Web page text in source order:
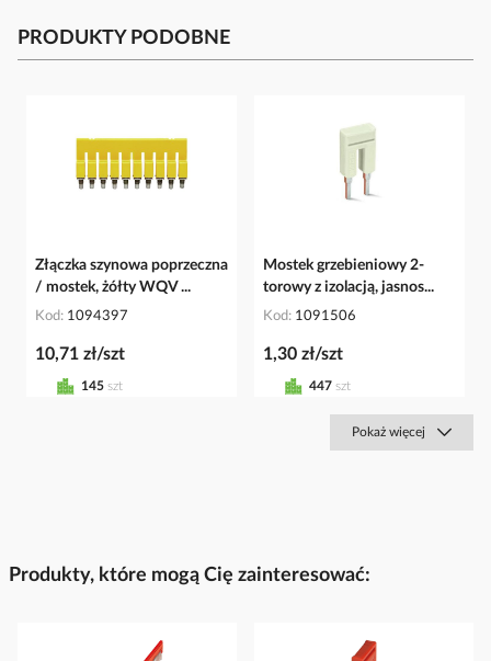
PRODUKTY PODOBNE
Złączka szynowa poprzeczna
/ mostek, żółty WQV ...
Kod 1094397
10,71 zł/szt
145 szt
Mostek grzebieniowy 2-
torowy z izolacją, jasnos...
Kod 1091506
1,30 zł/szt
447 szt
Pokaż więcej
Produkty, które mogą Cię zainteresować: